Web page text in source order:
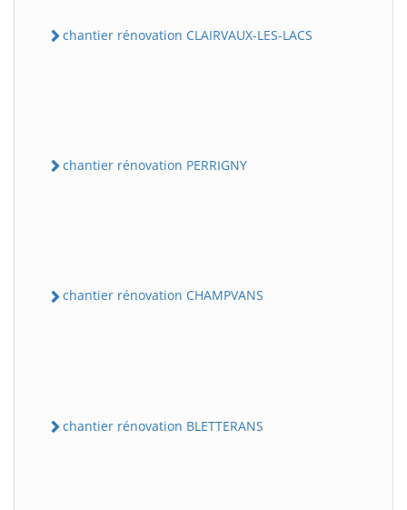
chantier rénovation CLAIRVAUX-LES-LACS
chantier rénovation PERRIGNY
chantier rénovation CHAMPVANS
chantier rénovation BLETTERANS